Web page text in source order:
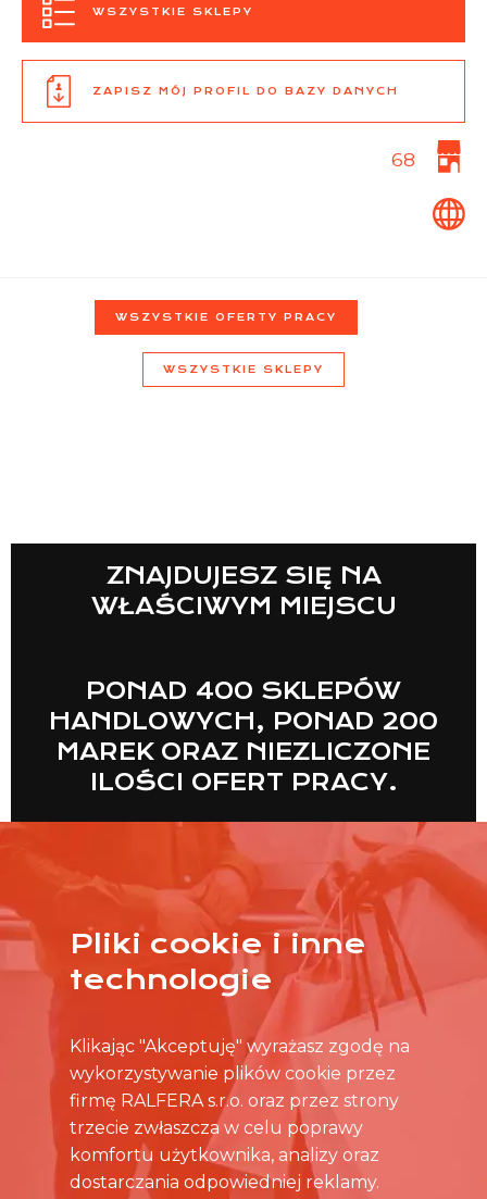
Lista sklepów
Lista CH
WSZYSTKIE SKLEPY
ZAPISZ MÓJ PROFIL DO BAZY DANYCH
68
WSZYSTKIE OFERTY PRACY
WSZYSTKIE SKLEPY
ZNAJDUJESZ SIĘ NA
WŁAŚCIWYM MIEJSCU
PONAD 400 SKLEPÓW
HANDLOWYCH, PONAD 200
MAREK ORAZ NIEZLICZONE
ILOŚCI OFERT PRACY.
WIĘCEJ
Pliki cookie i inne
technologie
Klikając "Akceptuję" wyrażasz zgodę na
wykorzystywanie plików cookie przez
firmę RALFERA s.r.o. oraz przez strony
trzecie zwłaszcza w celu poprawy
komfortu użytkownika, analizy oraz
dostarczania odpowiedniej reklamy.